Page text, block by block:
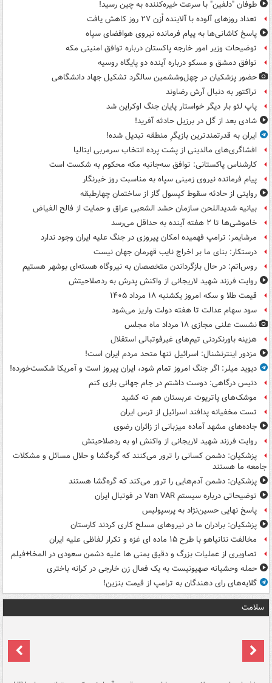
طوفان "دلفین" با سرعت خیره‌کننده به چین رسید!
تعداد روزهای آلوده با آلاینده اُزن ۲۷ روز کاهش یافت
پاسخ کاشانی‌ها به پیام فرمانده نیروی هوافضای سپاه
توضیحات وزیر امور خارجه پاکستان درباره توافق امنیتی مکه
توافق دمشق و مسکو درباره آینده دو پایگاه روسیه
حضور پزشکیان در چهل‌وششمین سالگرد تشکیل جهاد دانشگاهی
تراکتور به دنبال آرش رضاوند
پاپ لئو بار دیگر خواستار پایان جنگ اوکراین شد
شادی بعد از گل در برزیل حادثه آفرید!
ایران به قدرتمندترین بازیگرِ منطقه تبدیل شده!
افشاگری‌های مالدینی از پشت پرده انتخاب سرمربی ایتالیا
کارشناس پاکستانی: توافق سه‌جانبه مکه محکوم به شکست است
پیام فرمانده نیروی زمینی سپاه به مناسبت روز خبرنگار
روایتی از حادثه سقوط کپسول گاز از ساختمان چهارطبقه
بیانیه شدیداللحن سازمان حشد الشعبی عراق و حمایت از فالح الفیاض
خاموشی‌ها تا ۲ هفته آینده به حداقل می‌رسد
مرشایمر: ترامپ فهمیده امکان پیروزی در جنگ علیه ایران وجود ندارد
درستکار: بنای ما بر اخراج نایب قهرمان جهان نیست
روس‌اتم: در حال بازگرداندن متخصصان به نیروگاه هسته‌ای بوشهر هستیم
روایت فرزند شهید لاریجانی از واکنش پدرش به ردصلاحیتش
قیمت طلا و سکه امروز یکشنبه ۱۸ مرداد ۱۴۰۵
سود سهام عدالت تا هفته دولت واریز می‌شود
نشست علنی مجازی ۱۸ مرداد ماه مجلس
هزینه باورنکردنی تیم‌های غیرفوتبالی استقلال
مزدور اینترنشنال: اسرائیل تنها متحد مردم ایران است!
دیوید میلر: اگر جنگ امروز تمام شود، ایران پیروز است و آمریکا شکست‌خورده!
دنیس درگاهی: دوست داشتم در جام جهانی بازی کنم
موشک‌های پاتریوت عربستان هم ته‌ کشید
تست مخفیانه پدافند اسرائیل از ترس ایران
جاده‌های مشهد آماده میزبانی از زائران رضوی
روایت فرزند شهید لاریجانی از واکنش او به ردصلاحیتش
پزشکیان: دشمن کسانی را ترور می‌کنند که گره‌گشا و حلال مسائل و مشکلات
جامعه ما هستند
پزشکیان: دشمن آدم‌هایی را ترور می‌کند که گره‌گشا هستند
توضیحاتی درباره سیستم Van VAR در فوتبال ایران
پاسخ نهایی حسین‌نژاد به پرسپولیس
پزشکیان: برادران ما در نیروهای مسلح کاری کردند کارستان
مخالفت نتانیاهو با طرح ۱۵ ماده ای غزه و تکرار لفاظی علیه ایران
تصاویری از عملیات بزرگ و دقیق یمنی ها علیه دشمن سعودی در المخا+فیلم
حمله وحشیانه صهیونیست به یک فعال زن خارجی در کرانه باختری
گلایه‌های رای دهندگان به ترامپ از قیمت بنزین!
سلامت